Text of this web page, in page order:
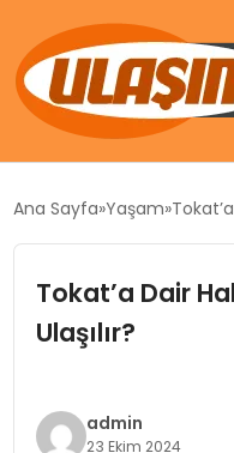
DÜNYA
SPOR
Ana Sayfa Yaşam
Tokat’a Dair
Ulaşılır?
admin
23 Ekim 2024